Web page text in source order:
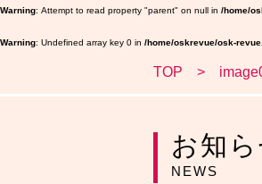
Warning : Attempt to read property "parent" on null in /home/
Warning : Undefined array key 0 in /home/oskrevue/osk-
TOP
お知
NEWS